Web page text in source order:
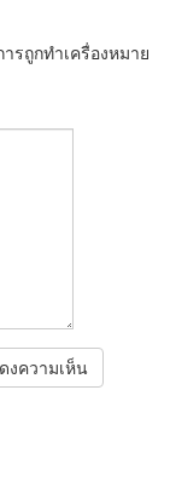
รถูกทำเครื่องหมาย